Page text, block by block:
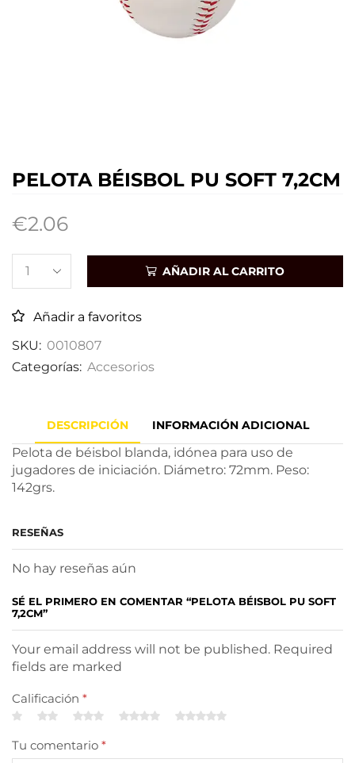
PELOTA BÉISBOL PU SOFT 7,2CM
€2.06
AÑADIR AL CARRITO
Añadir a favoritos
SKU: 0010807
Categorías: Accesorios
DESCRIPCIÓN INFORMACIÓN ADICIONAL
Pelota de béisbol blanda, idónea para uso de
jugadores de iniciación. Diámetro: 72mm. Peso:
142grs.
RESEÑAS
No hay reseñas aún
SÉ EL PRIMERO EN COMENTAR “PELOTA BÉISBOL PU SOFT
7,2CM”
Your email address will not be published. Required
fields are marked
Calificación *
Tu comentario *